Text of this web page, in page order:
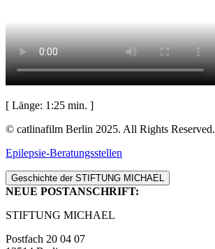
[ Länge: 1:25 min. ]
© catlinafilm Berlin 2025. All Rights Reserved.
Epilepsie-Beratungsstellen
Geschichte der STIFTUNG MICHAEL
NEUE POSTANSCHRIFT:
STIFTUNG MICHAEL
Postfach 20 04 07